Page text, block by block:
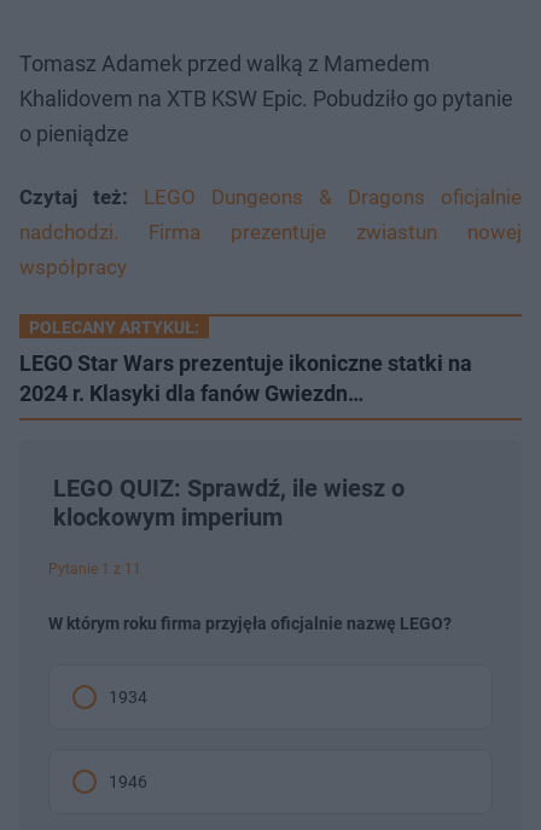
Tomasz Adamek przed walką z Mamedem
Khalidovem na XTB KSW Epic. Pobudziło go pytanie
o pieniądze
Czytaj też:
LEGO Dungeons & Dragons oficjalnie
nadchodzi. Firma prezentuje zwiastun nowej
współpracy
POLECANY ARTYKUŁ:
LEGO Star Wars prezentuje ikoniczne statki na
2024 r. Klasyki dla fanów Gwiezdn…
LEGO QUIZ: Sprawdź, ile wiesz o
klockowym imperium
Pytanie 1 z 11
W którym roku firma przyjęła oficjalnie nazwę LEGO?
1934
1946